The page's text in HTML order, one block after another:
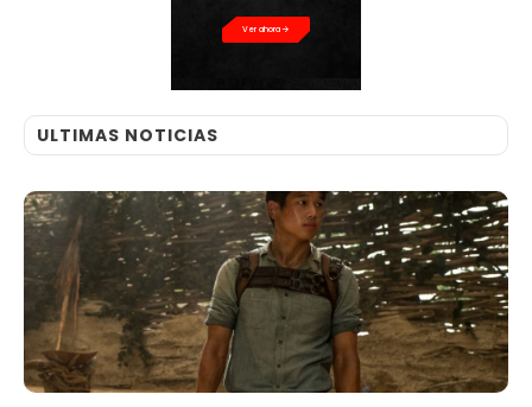
Ver ahora
ULTIMAS NOTICIAS